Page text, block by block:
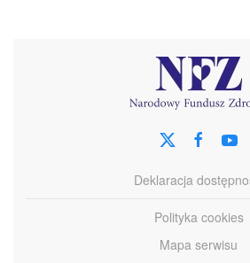
Deklaracja
Polityka cookies
Mapa serwisu